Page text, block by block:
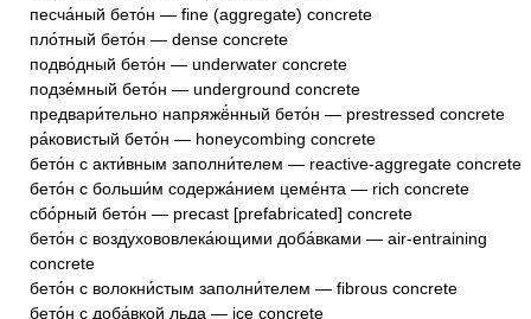
песча́ный бето́н — fine (aggregate) concrete
пло́тный бето́н — dense concrete
подво́дный бето́н — underwater concrete
подзе́мный бето́н — underground concrete
предвари́тельно напряжё́нный бето́н — prestressed concrete
ра́ковистый бето́н — honeycombing concrete
бето́н с акти́вным заполни́телем — reactive-aggregate concrete
бето́н с больши́м содержа́нием цеме́нта — rich concrete
сбо́рный бето́н — precast [prefabricated] concrete
бето́н с воздухововлека́ющими доба́вками — air-entraining
concrete
бето́н с волокни́стым заполни́телем — fibrous concrete
бето́н с доба́вкой льда — ice concrete